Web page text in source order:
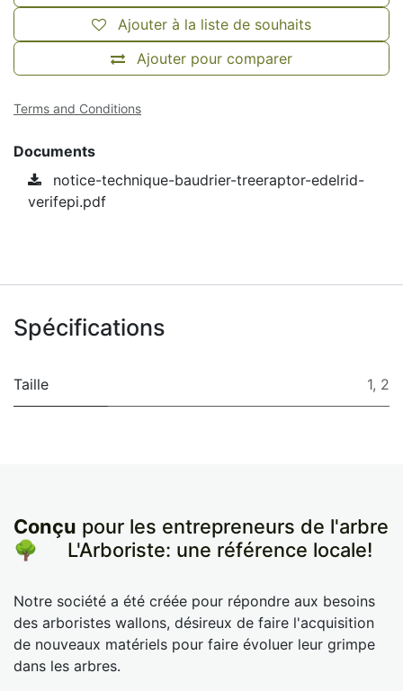
Ajouter pour comparer
Ajouter à la liste de souhaits
Terms and Conditions
Documents
notice-technique-baudrier-treeraptor-edelrid-
verifepi.pdf
Spécifications
Taille 1, 2
Conçu pour les entrepreneurs de l'arbre
🌳
​L'Arboriste: une référence locale!
Notre société a été créée pour répondre aux besoins
des arboristes wallons, désireux de faire l'acquisition
de nouveaux matériels pour faire évoluer leur grimpe
dans les arbres.